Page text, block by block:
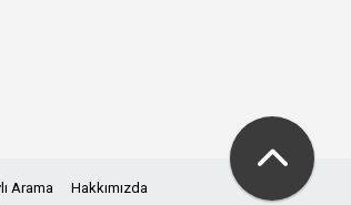
Arama Hakkımızda